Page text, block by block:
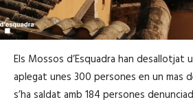
Els Mossos d’Esquadra han desallotjat
aplegat unes 300 persones en un mas
s’ha saldat amb 184 persones